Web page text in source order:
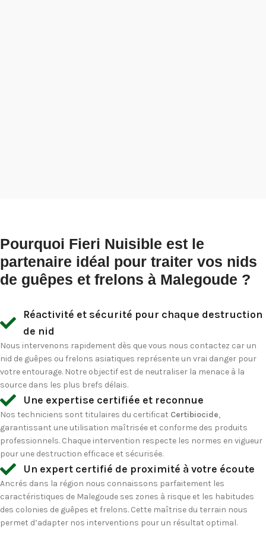
Pourquoi Fieri Nuisible est le
partenaire idéal pour traiter vos nids
de guêpes et frelons à Malegoude ?
Réactivité et sécurité pour chaque destruction
de nid
Nous intervenons rapidement dès que vous nous contactez car un
nid de guêpes ou frelons asiatiques représente un vrai danger pour
votre entourage. Notre objectif est de neutraliser la menace à la
source dans les plus brefs délais.
Une expertise certifiée et reconnue
Nos techniciens sont titulaires du certificat Certibiocide,
garantissant une utilisation maîtrisée et conforme des produits
professionnels. Chaque intervention respecte les normes en vigueur
pour une destruction efficace et sécurisée.
Un expert certifié de proximité à votre écoute
Ancrés dans la région nous connaissons parfaitement les
caractéristiques de Malegoude ses zones à risque et les habitudes
des colonies de guêpes et frelons. Cette maîtrise du terrain nous
permet d’adapter nos interventions pour un résultat optimal.